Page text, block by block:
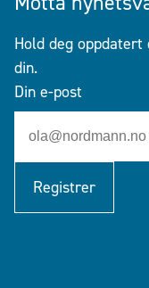
Hold deg
din.
Din e-post
Registrer